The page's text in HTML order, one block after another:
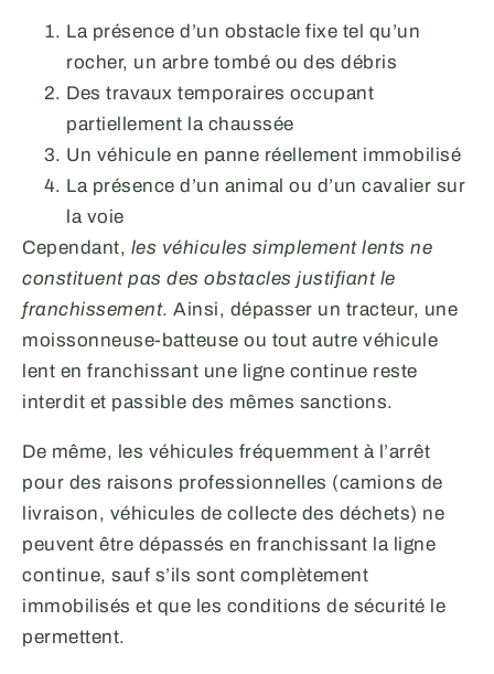
La présence d’un obstacle fixe tel qu’un
rocher, un arbre tombé ou des débris
Des travaux temporaires occupant
partiellement la chaussée
Un véhicule en panne réellement immobilisé
La présence d’un animal ou d’un cavalier sur
la voie
Cependant, les véhicules simplement lents ne
constituent pas des obstacles justifiant le
franchissement. Ainsi, dépasser un tracteur, une
moissonneuse-batteuse ou tout autre véhicule
lent en franchissant une ligne continue reste
interdit et passible des mêmes sanctions.
De même, les véhicules fréquemment à l’arrêt
pour des raisons professionnelles (camions de
livraison, véhicules de collecte des déchets) ne
peuvent être dépassés en franchissant la ligne
continue, sauf s’ils sont complètement
immobilisés et que les conditions de sécurité le
permettent.